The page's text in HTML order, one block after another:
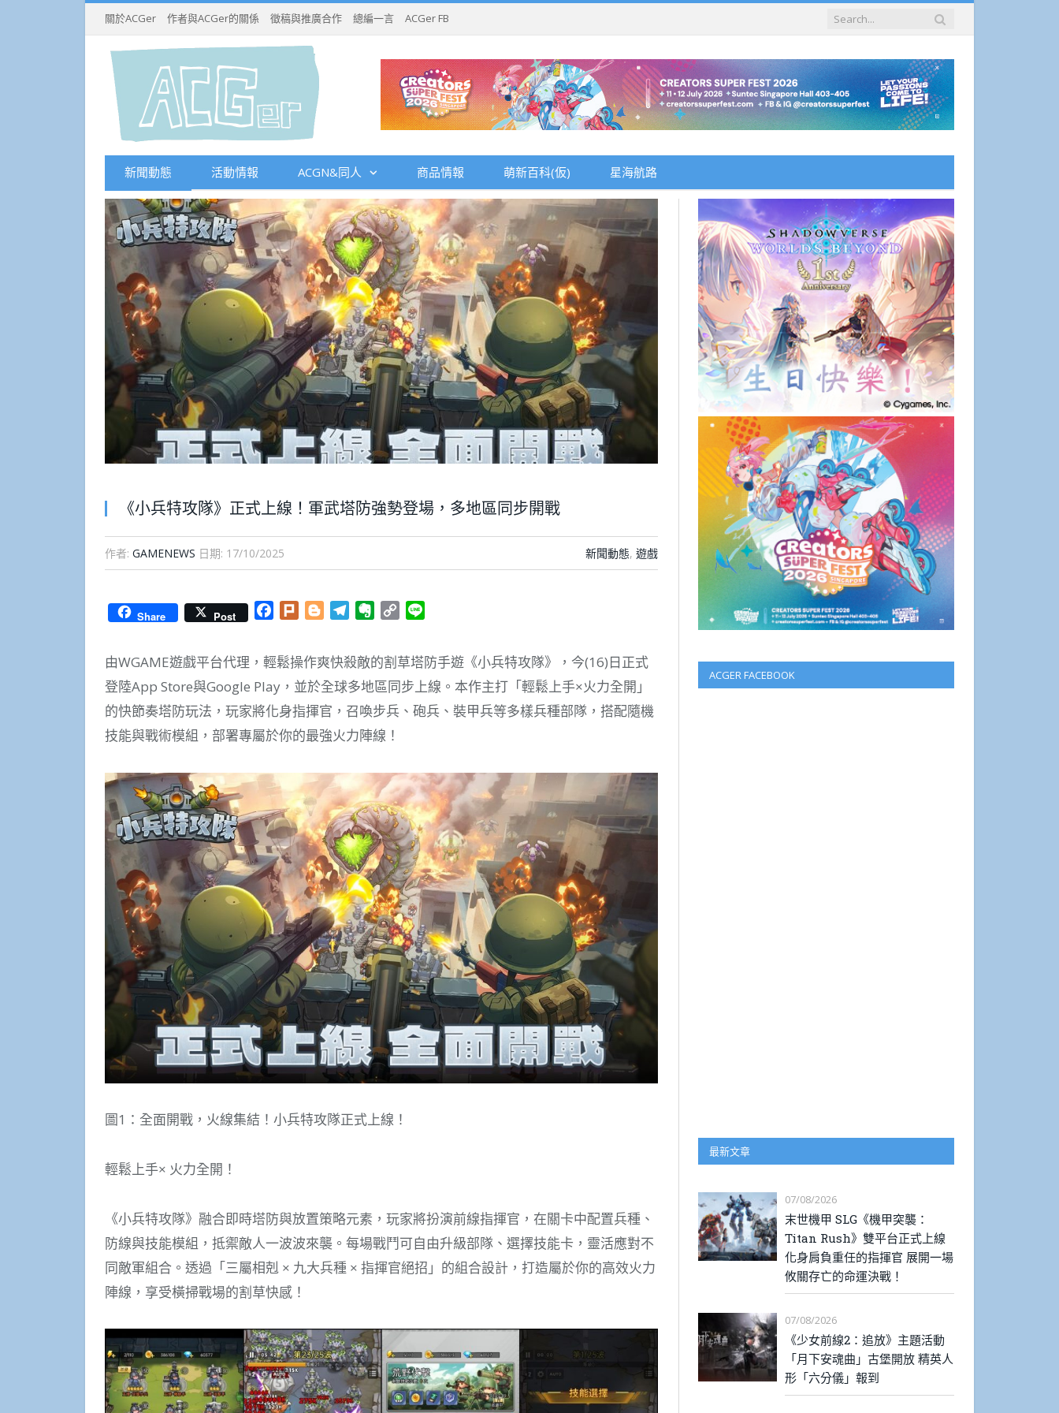
關於ACGer 作者與ACGer的關係 徵稿與推廣合作 總編一言 ACGer FB
新聞動態 活動情報 ACGN&同人 商品情報 萌新百科(仮) 星海航路
《小兵特攻隊》正式上線！軍武塔防強勢登場，多地區同步開戰
作者: GAMENEWS 日期: 17/10/2025 新聞動態, 遊戲
Share Post Facebook
Plurk BloggerTelegramEvernote
Copy
由WGAME遊戲平台代理，輕鬆操作爽快殺敵的割草塔防手遊《小兵特攻隊》，今(16)日正式
登陸App Store與Google Play，並於全球多地區同步上線。本作主打「輕鬆上手×火力全開」
的快節奏塔防玩法，玩家將化身指揮官，召喚步兵、砲兵、裝甲兵等多樣兵種部隊，搭配隨機
技能與戰術模組，部署專屬於你的最強火力陣線！
圖1：全面開戰，火線集結！小兵特攻隊正式上線！
輕鬆上手× 火力全開！
《小兵特攻隊》融合即時塔防與放置策略元素，玩家將扮演前線指揮官，在關卡中配置兵種、
防線與技能模組，抵禦敵人一波波來襲。每場戰鬥可自由升級部隊、選擇技能卡，靈活應對不
同敵軍組合。透過「三屬相剋 × 九大兵種 × 指揮官絕招」的組合設計，打造屬於你的高效火力
陣線，享受橫掃戰場的割草快感！
ACGER FACEBOOK
最新文章
07/08/2026
末世機甲 SLG《機甲突襲：
Titan Rush》雙平台正式上線
化身肩負重任的指揮官 展開一場
攸關存亡的命運決戰！
07/08/2026
《少女前線2：追放》主題活動
「月下安魂曲」古堡開放 精英人
形「六分儀」報到